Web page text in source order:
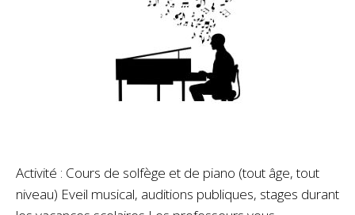
Activité : Cours de solfège et de piano (tout âge, tout
niveau) Eveil musical, auditions publiques, stages durant